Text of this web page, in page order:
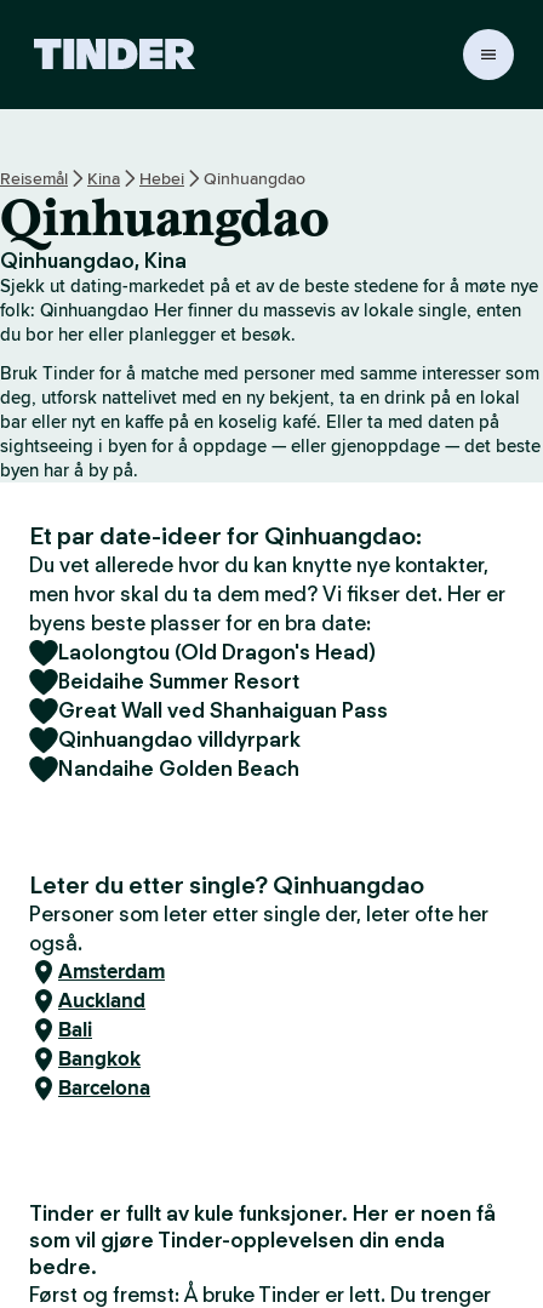
r
s
h
e
m
m
s
i
d
e
Reisemål Kina Hebei Qinhuangdao
Qinhuangdao
Qinhuangdao, Kina
Sjekk ut dating-markedet på et av de beste stedene for å møte nye
folk: Qinhuangdao Her finner du massevis av lokale single, enten
du bor her eller planlegger et besøk.
Bruk Tinder for å matche med personer med samme interesser som
deg, utforsk nattelivet med en ny bekjent, ta en drink på en lokal
bar eller nyt en kaffe på en koselig kafé. Eller ta med daten på
sightseeing i byen for å oppdage — eller gjenoppdage — det beste
byen har å by på.
Et par date-ideer for Qinhuangdao:
Du vet allerede hvor du kan knytte nye kontakter,
men hvor skal du ta dem med? Vi fikser det. Her er
byens beste plasser for en bra date:
Laolongtou (Old Dragon's Head)
Beidaihe Summer Resort
Great Wall ved Shanhaiguan Pass
Qinhuangdao villdyrpark
Nandaihe Golden Beach
Leter du etter single? Qinhuangdao
Personer som leter etter single der, leter ofte her
også.
Amsterdam
Auckland
Bali
Bangkok
Barcelona
Tinder er fullt av kule funksjoner. Her er noen få
som vil gjøre Tinder-opplevelsen din enda
bedre.
Først og fremst: Å bruke Tinder er lett. Du trenger